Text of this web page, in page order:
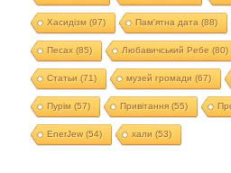
Хасидізм (97) Пам'ятна дата (88)
Песах(85) Любавичський Ребе (80)
Статьи (71) музей громади (67)
Пурім (57) Привітання(55)
EnerJew(54) хали (53)